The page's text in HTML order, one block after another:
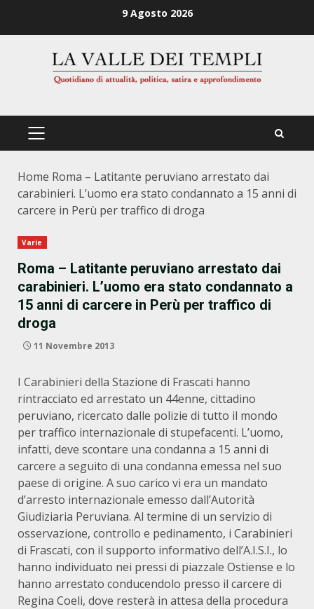
9 Agosto 2026
PRIMÄRES
Home Roma – Latitante peruviano arrestato dai
carabinieri. L’uomo era stato condannato a 15 anni di
carcere in Perù per traffico di droga
Varie
Roma – Latitante peruviano arrestato dai
carabinieri. L’uomo era stato condannato a
15 anni di carcere in Perù per traffico di
droga
11 Novembre 2013
I Carabinieri della Stazione di Frascati hanno
rintracciato ed arrestato un 44enne, cittadino
peruviano, ricercato dalle polizie di tutto il mondo
per traffico internazionale di stupefacenti. L’uomo,
infatti, deve scontare una condanna a 15 anni di
carcere a seguito di una condanna emessa nel suo
paese di origine. A suo carico vi era un mandato
d’arresto internazionale emesso dall’Autorità
Giudiziaria Peruviana. Al termine di un servizio di
osservazione, controllo e pedinamento, i Carabinieri
di Frascati, con il supporto informativo dell’A.I.S.I., lo
hanno individuato nei pressi di piazzale Ostiense e lo
hanno arrestato conducendolo presso il carcere di
Regina Coeli, dove resterà in attesa della procedura